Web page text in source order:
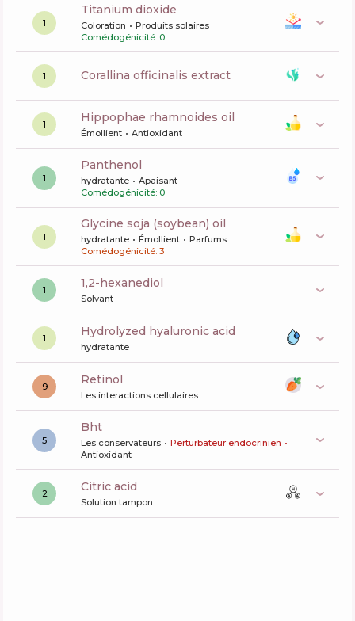
1
titanium dioxide
Coloration
Produits solaires
Comédogénicité: 0
1 corallina officinalis extract
1 hippophae rhamnoides oil
Émollient Antioxidant
1
panthenol
hydratante
Apaisant
Comédogénicité: 0
1
glycine soja (soybean) oil
hydratante Émollient
Parfums
Comédogénicité: 3
1 1,2-hexanediol
Solvant
1 hydrolyzed hyaluronic acid
hydratante
9 retinol
Les interactions cellulaires
5
bht
Les conservateurs
Perturbateur endocrinien
Antioxidant
2 citric acid
Solution tampon